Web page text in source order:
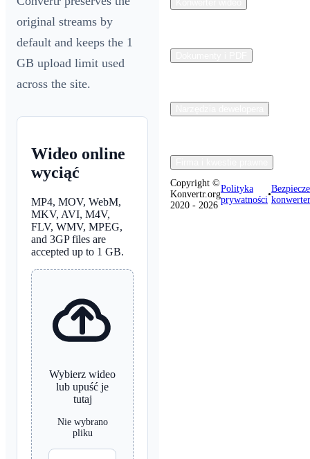
original streams by
default and keeps the 1
GB upload limit used
across the site.
Wideo online
wyciąć
MP4, MOV, WebM,
MKV, AVI, M4V,
FLV, WMV, MPEG,
and 3GP files are
accepted up to 1 GB.
Wybierz wideo
lub upuść je
tutaj
Nie wybrano
pliku
Copyright ©
Konvertr.org
2020 - 2026
Polityka
prywatności
•